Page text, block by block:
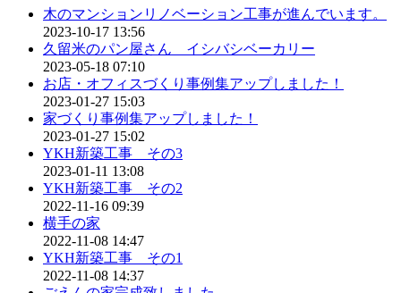
木のマンションリノベーション工事が進んでいます。
2023-10-17 13:56
久留米のパン屋さん イシバシベーカリー
2023-05-18 07:10
お店・オフィスづくり事例集アップしました！
2023-01-27 15:03
家づくり事例集アップしました！
2023-01-27 15:02
YKH新築工事 その3
2023-01-11 13:08
YKH新築工事 その2
2022-11-16 09:39
横手の家
2022-11-08 14:47
YKH新築工事 その1
2022-11-08 14:37